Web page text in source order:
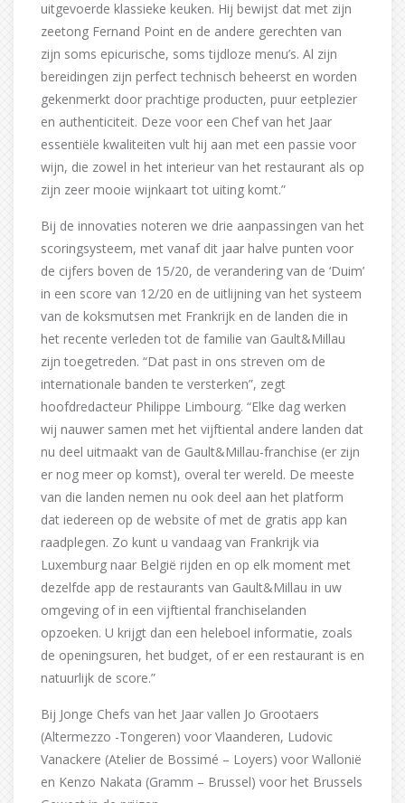
uitgevoerde klassieke keuken. Hij bewijst dat met zijn
zeetong Fernand Point en de andere gerechten van
zijn soms epicurische, soms tijdloze menu’s. Al zijn
bereidingen zijn perfect technisch beheerst en worden
gekenmerkt door prachtige producten, puur eetplezier
en authenticiteit. Deze voor een Chef van het Jaar
essentiële kwaliteiten vult hij aan met een passie voor
wijn, die zowel in het interieur van het restaurant als op
zijn zeer mooie wijnkaart tot uiting komt.”
Bij de innovaties noteren we drie aanpassingen van het
scoringsysteem, met vanaf dit jaar halve punten voor
de cijfers boven de 15/20, de verandering van de ‘Duim’
in een score van 12/20 en de uitlijning van het systeem
van de koksmutsen met Frankrijk en de landen die in
het recente verleden tot de familie van Gault&Millau
zijn toegetreden. “Dat past in ons streven om de
internationale banden te versterken”, zegt
hoofdredacteur Philippe Limbourg. “Elke dag werken
wij nauwer samen met het vijftiental andere landen dat
nu deel uitmaakt van de Gault&Millau-franchise (er zijn
er nog meer op komst), overal ter wereld. De meeste
van die landen nemen nu ook deel aan het platform
dat iedereen op de website of met de gratis app kan
raadplegen. Zo kunt u vandaag van Frankrijk via
Luxemburg naar België rijden en op elk moment met
dezelfde app de restaurants van Gault&Millau in uw
omgeving of in een vijftiental franchiselanden
opzoeken. U krijgt dan een heleboel informatie, zoals
de openingsuren, het budget, of er een restaurant is en
natuurlijk de score.”
Bij Jonge Chefs van het Jaar vallen Jo Grootaers
(Altermezzo -Tongeren) voor Vlaanderen, Ludovic
Vanackere (Atelier de Bossimé – Loyers) voor Wallonië
en Kenzo Nakata (Gramm – Brussel) voor het Brussels